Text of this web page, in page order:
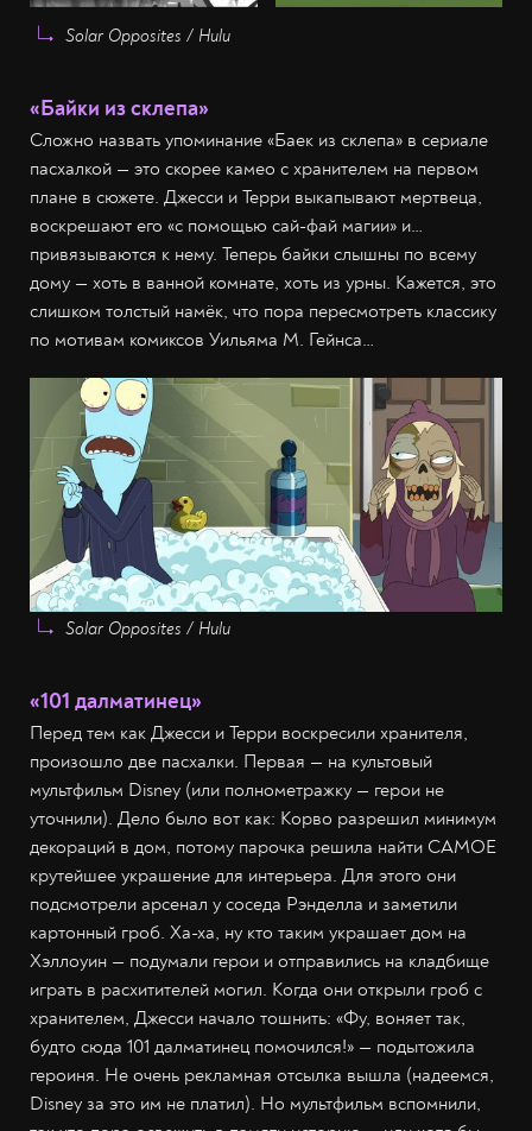
Solar Opposites / Hulu
«Байки из склепа»
Сложно назвать упоминание «Баек из склепа» в сериале
пасхалкой — это скорее камео с хранителем на первом
плане в сюжете. Джесси и Терри выкапывают мертвеца,
воскрешают его «с помощью сай-фай магии» и…
привязываются к нему. Теперь байки слышны по всему
дому — хоть в ванной комнате, хоть из урны. Кажется, это
слишком толстый намёк, что пора пересмотреть классику
по мотивам комиксов Уильяма М. Гейнса…
Solar Opposites / Hulu
«101 далматинец»
Перед тем как Джесси и Терри воскресили хранителя,
произошло две пасхалки. Первая — на культовый
мультфильм Disney (или полнометражку — герои не
уточнили). Дело было вот как: Корво разрешил минимум
декораций в дом, потому парочка решила найти САМОЕ
крутейшее украшение для интерьера. Для этого они
подсмотрели арсенал у соседа Рэнделла и заметили
картонный гроб. Ха-ха, ну кто таким украшает дом на
Хэллоуин — подумали герои и отправились на кладбище
играть в расхитителей могил. Когда они открыли гроб с
хранителем, Джесси начало тошнить: «Фу, воняет так,
будто сюда 101 далматинец помочился!» — подытожила
героиня. Не очень рекламная отсылка вышла (надеемся,
Disney за это им не платил). Но мультфильм вспомнили,